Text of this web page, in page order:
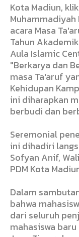
Kota Madiun,
Muhammadiyah
acara Masa
Tahun
Aula Islamic
"Berkarya dan
masa Ta'aruf
Kehidupan
ini diharapkan
berbudi dan
Seremonial
ini dihadiri
Sofyan Anif,
PDM Kota
Dalam
bahwa
dari seluruh
mahasiswa